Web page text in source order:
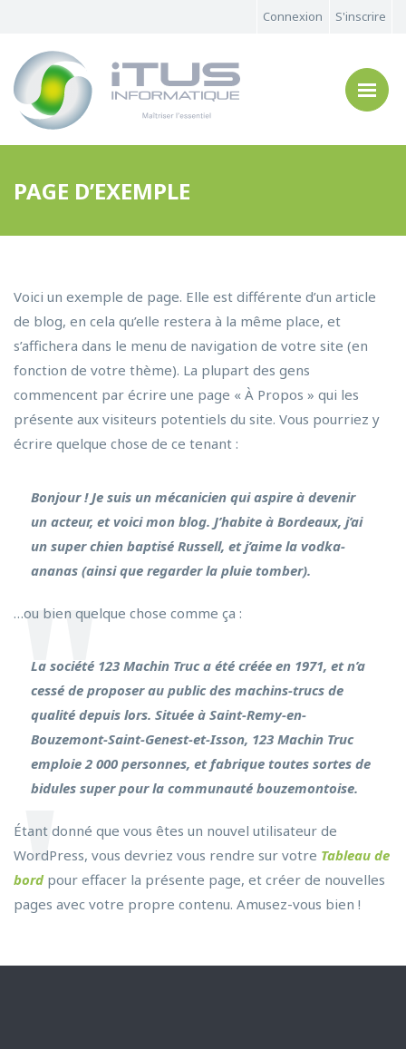
Connexion S'inscrire
PAGE D’EXEMPLE
Voici un exemple de page. Elle est différente d’un article
de blog, en cela qu’elle restera à la même place, et
s’affichera dans le menu de navigation de votre site (en
fonction de votre thème). La plupart des gens
commencent par écrire une page « À Propos » qui les
présente aux visiteurs potentiels du site. Vous pourriez y
écrire quelque chose de ce tenant :
Bonjour ! Je suis un mécanicien qui aspire à devenir
un acteur, et voici mon blog. J’habite à Bordeaux, j’ai
un super chien baptisé Russell, et j’aime la vodka-
ananas (ainsi que regarder la pluie tomber).
…ou bien quelque chose comme ça :
La société 123 Machin Truc a été créée en 1971, et n’a
cessé de proposer au public des machins-trucs de
qualité depuis lors. Située à Saint-Remy-en-
Bouzemont-Saint-Genest-et-Isson, 123 Machin Truc
emploie 2 000 personnes, et fabrique toutes sortes de
bidules super pour la communauté bouzemontoise.
Étant donné que vous êtes un nouvel utilisateur de
WordPress, vous devriez vous rendre sur votre Tableau de
bordpour effacer la présente page, et créer de nouvelles
pages avec votre propre contenu. Amusez-vous bien !